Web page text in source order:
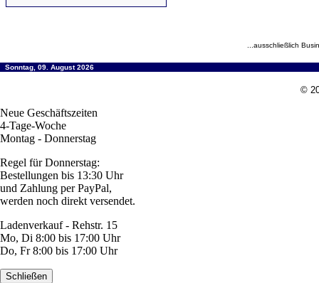
...ausschließlich
Sonntag, 09. August 2026
©
Neue Geschäftszeiten
4-Tage-Woche
Montag - Donnerstag
Regel für Donnerstag:
Bestellungen bis 13:30 Uhr
und Zahlung per PayPal,
werden noch direkt versendet.
Ladenverkauf - Rehstr. 15
Mo, Di 8:00 bis 17:00 Uhr
Do, Fr 8:00 bis 17:00 Uhr
Schließen